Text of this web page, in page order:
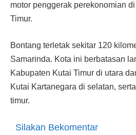
motor penggerak perekonomian
Timur.
Bontang terletak sekitar 120
Samarinda. Kota ini berbatasan
Kabupaten Kutai Timur di utara
Kutai Kartanegara di selatan,
timur.
Silakan Bekomentar